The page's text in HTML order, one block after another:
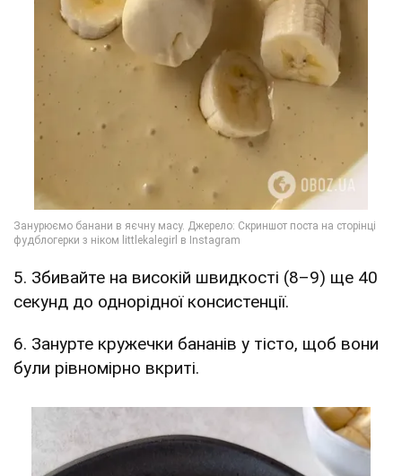
5. Збивайте на високій швидкості (8–9) ще 40
секунд до однорідної консистенції.
6. Занурте кружечки бананів у тісто, щоб вони
були рівномірно вкриті.